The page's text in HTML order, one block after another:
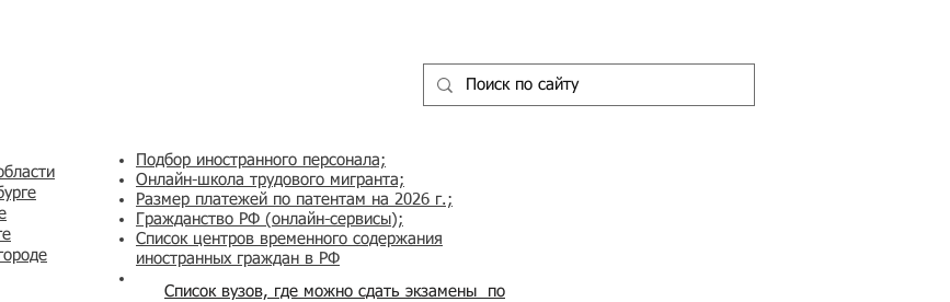
Список вузов, где можно сдать экзамены по
Подбор иностранного персонала;
Онлайн-школа трудового мигранта;
Размер платежей по патентам на 2026 г.;
Гражданство РФ (онлайн-сервисы);
Список центров временного содержания
иностранных граждан в РФ